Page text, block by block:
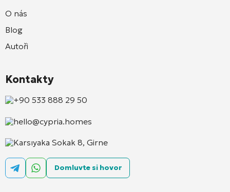
O nás
Blog
Autoři
Kontakty
+90 533 888 29 50
hello@cypria.homes
Karsıyaka Sokak 8, Girne
Domluvte si hovor